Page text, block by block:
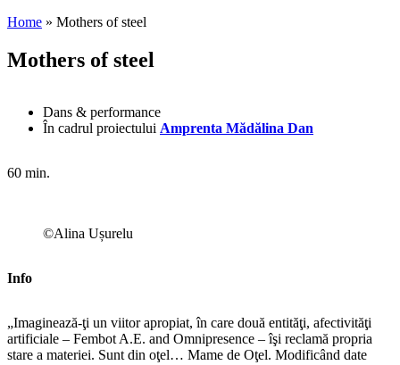
Home » Mothers of steel
Mothers of steel
Dans & performance
În cadrul proiectului Amprenta Mădălina Dan
60 min.
©Alina Ușurelu
Info
„Imaginează-ţi un viitor apropiat, în care două entităţi, afectivităţi
artificiale – Fembot A.E. and Omnipresence – îşi reclamă propria
stare a materiei. Sunt din oţel… Mame de Oţel. Modificând date